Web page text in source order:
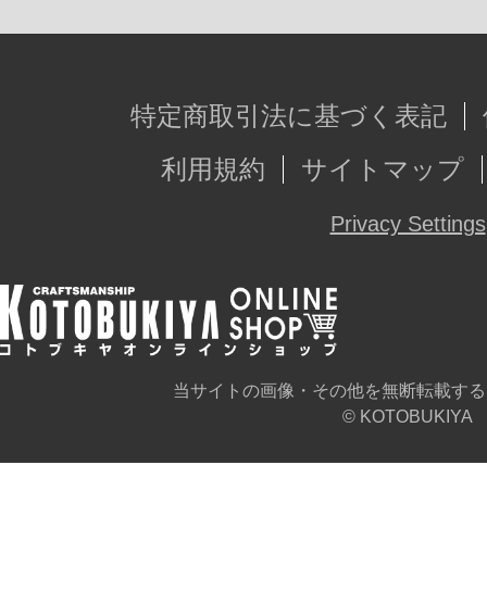
特定商取引法に基づく表記
利用規約
サイトマップ
Privacy Settings
当サイトの画像・その他を無断転載す
© KOTOBUKIYA